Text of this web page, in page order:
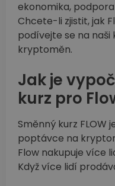
ekonomika,
Chcete-li zjistit, jak
podívejte se na
kryptoměn.
Jak je
kurz pro
Směnný kurz FLOW
poptávce na
Flow nakupuje více
Když více lidí